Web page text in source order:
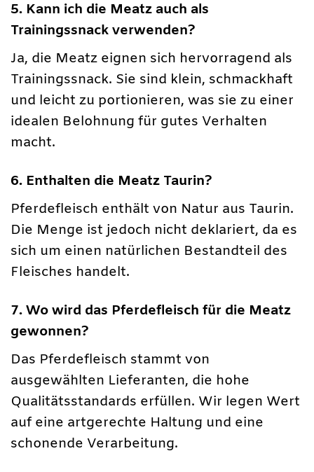
5. Kann ich die Meatz auch als
Trainingssnack verwenden?
Ja, die Meatz eignen sich hervorragend als
Trainingssnack. Sie sind klein, schmackhaft
und leicht zu portionieren, was sie zu einer
idealen Belohnung für gutes Verhalten
macht.
6. Enthalten die Meatz Taurin?
Pferdefleisch enthält von Natur aus Taurin.
Die Menge ist jedoch nicht deklariert, da es
sich um einen natürlichen Bestandteil des
Fleisches handelt.
7. Wo wird das Pferdefleisch für die Meatz
gewonnen?
Das Pferdefleisch stammt von
ausgewählten Lieferanten, die hohe
Qualitätsstandards erfüllen. Wir legen Wert
auf eine artgerechte Haltung und eine
schonende Verarbeitung.